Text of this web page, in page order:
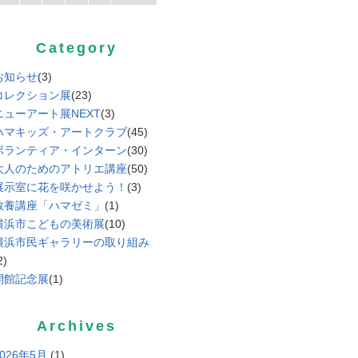
Category
知らせ(3)
レクション展(23)
ューアート展NEXT(3)
マキッズ・アートクラブ(45)
ランティア・インターン(30)
人のためのアトリエ講座(50)
示室に花を咲かせよう！ (3)
養講座「ハマゼミ」 (1)
浜市こどもの美術展(10)
浜市民ギャラリーの取り組み
館記念展(1)
Archives
年5月 (1)